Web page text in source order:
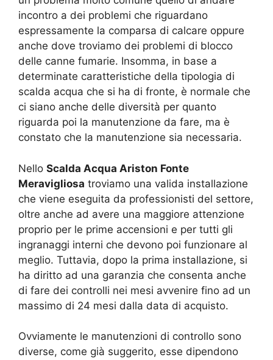
incontro a dei problemi che riguardano
espressamente la comparsa di calcare oppure
anche dove troviamo dei problemi di blocco
delle canne fumarie. Insomma, in base a
determinate caratteristiche della tipologia di
scalda acqua che si ha di fronte, è normale che
ci siano anche delle diversità per quanto
riguarda poi la manutenzione da fare, ma è
constato che la manutenzione sia necessaria.
Nello Scalda Acqua Ariston Fonte
Meravigliosa troviamo una valida installazione
che viene eseguita da professionisti del settore,
oltre anche ad avere una maggiore attenzione
proprio per le prime accensioni e per tutti gli
ingranaggi interni che devono poi funzionare al
meglio. Tuttavia, dopo la prima installazione, si
ha diritto ad una garanzia che consenta anche
di fare dei controlli nei mesi avvenire fino ad un
massimo di 24 mesi dalla data di acquisto.
Ovviamente le manutenzioni di controllo sono
diverse, come già suggerito, esse dipendono